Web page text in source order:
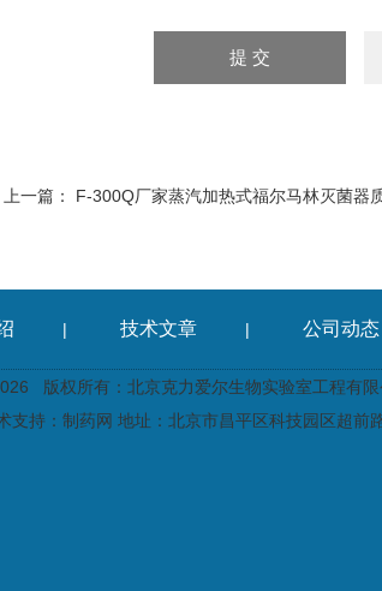
上一篇： F-300Q厂家蒸汽加热式福尔马林灭菌器
| 技术文章 | 公司动态
版权所有：北京克力爱尔生物实验室工程有
支持： 制药网 地址：北京市昌平区科技园区超前